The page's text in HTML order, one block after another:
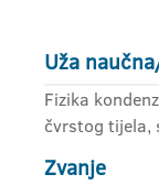
Uža
Fizika
čvrstog tijela,
Zvanje